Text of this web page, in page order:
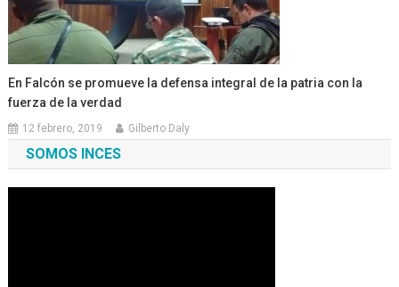
En Falcón se promueve la defensa integral de la patria con la
fuerza de la verdad
12 febrero, 2019 Gilberto Daly
SOMOS INCES